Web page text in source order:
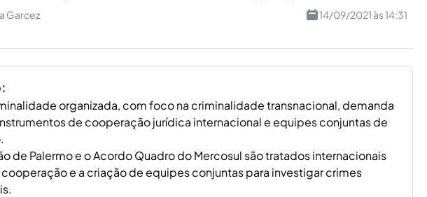
Garcez 14/09/2021 às 14:31
organizada, com foco na criminalidade transnacional, demanda
de cooperação jurídica internacional e equipes conjuntas de
de Palermo e o Acordo Quadro do Mercosul são tratados internacionais
e a criação de equipes conjuntas para investigar crimes